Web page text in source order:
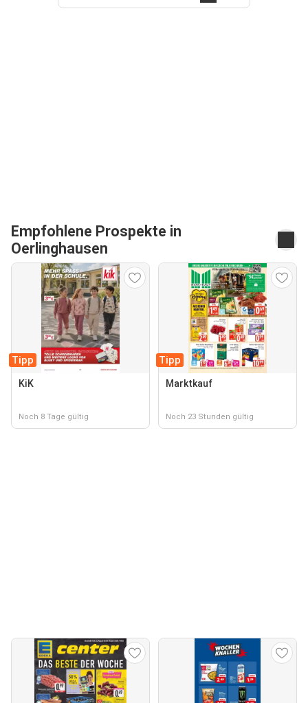
Empfohlene Prospekte in
Oerlinghausen
Tipp
KiK
Noch 8 Tage gültig
Tipp
Marktkauf
Noch 23 Stunden gültig